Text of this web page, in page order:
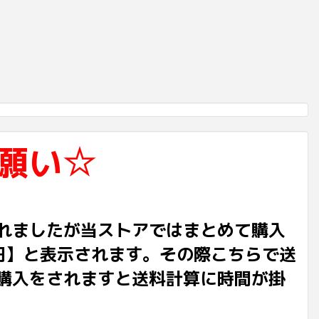
い☆
したが当ストアではまとめて購入
と表示されます。その際こちらで送
入をされますと送料計算に時間が掛